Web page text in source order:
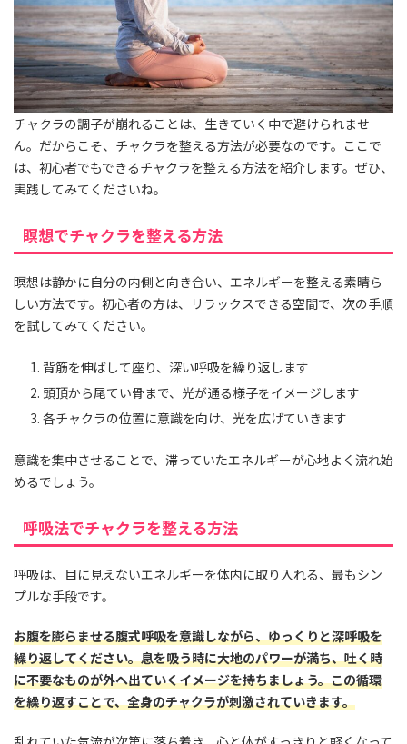
チャクラの調子が崩れることは、生きていく中で避けられませ
ん。だからこそ、チャクラを整える方法が必要なのです。ここで
は、初心者でもできるチャクラを整える方法を紹介します。ぜひ、
実践してみてくださいね。
瞑想でチャクラを整える方法
瞑想は静かに自分の内側と向き合い、エネルギーを整える素晴ら
しい方法です。初心者の方は、リラックスできる空間で、次の手順
を試してみてください。
背筋を伸ばして座り、深い呼吸を繰り返します
頭頂から尾てい骨まで、光が通る様子をイメージします
各チャクラの位置に意識を向け、光を広げていきます
意識を集中させることで、滞っていたエネルギーが心地よく流れ始
めるでしょう。
呼吸法でチャクラを整える方法
呼吸は、目に見えないエネルギーを体内に取り入れる、最もシン
プルな手段です。
お腹を膨らませる腹式呼吸を意識しながら、ゆっくりと深呼吸を
繰り返してください。息を吸う時に大地のパワーが満ち、吐く時
に不要なものが外へ出ていくイメージを持ちましょう。この循環
を繰り返すことで、全身のチャクラが刺激されていきます。